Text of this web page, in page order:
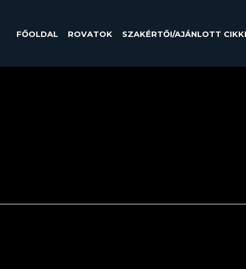
FŐOLDAL ROVATOK SZAKÉRTŐI/AJÁNLOTT